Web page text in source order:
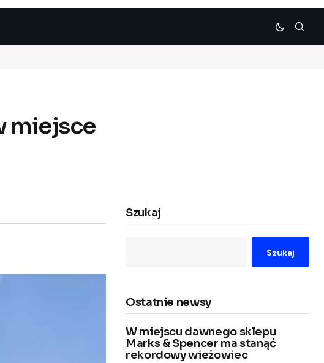
miejsce
Szukaj
Szukaj
Ostatnie newsy
W miejscu dawnego sklepu
Marks & Spencer ma stanąć
rekordowy wieżowiec